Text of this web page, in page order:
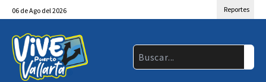
06 deAgo del 2026 Reportes